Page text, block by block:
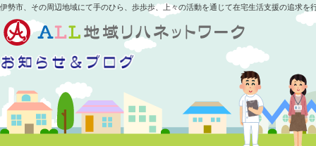
伊勢市、その周辺地域にて手のひら、歩歩歩、上々の活動を通じて在宅生活支援の追求を